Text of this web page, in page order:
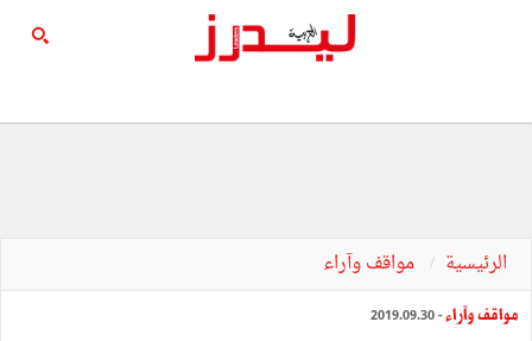
الرئيسية مواقف وآراء
مواقف وآراء- 2019.09.30